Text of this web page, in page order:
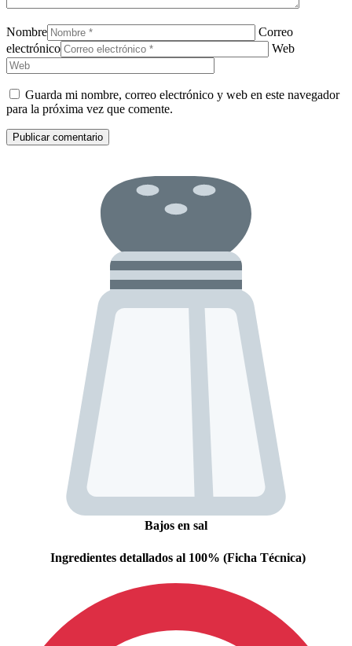
Nombre
Correo
electrónico
Web
Guarda mi nombre, correo electrónico y web en este navegador
para la próxima vez que comente.
Bajos en sal
Ingredientes detallados al 100% (Ficha Técnica)